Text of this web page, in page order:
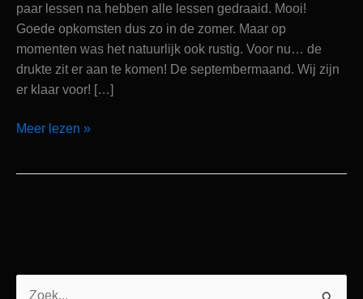
paar lessen na hebben alle lessen gedraaid. Mooi!
Goede opkomsten dus zo in de zomer. Maar op
momenten was het natuurlijk ook rustig. Voor nu… de
drukte zit er aan te komen! De septembermaand. Wij zijn
er klaar voor! […]
Meer lezen »